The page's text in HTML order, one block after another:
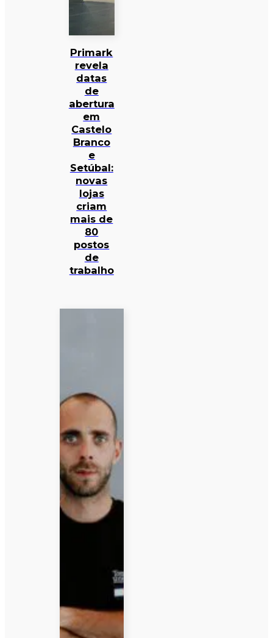
Primark
revela
datas
de
abertura
em
Castelo
Branco
e
Setúbal:
novas
lojas
criam
mais de
80
postos
de
trabalho